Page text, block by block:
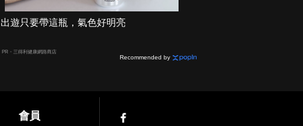
出遊只要帶這瓶，氣色好明亮
PR・三得利健康網路商店
Recommended by
會員